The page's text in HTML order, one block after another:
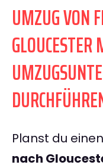
UMZUG VON
Planst du einen
nach